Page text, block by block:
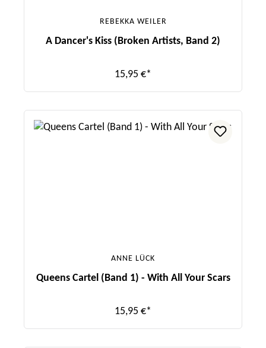
REBEKKA WEILER
A Dancer's Kiss (Broken Artists, Band 2)
15,95 €*
ANNE LÜCK
Queens Cartel (Band 1) - With All Your Scars
15,95 €*